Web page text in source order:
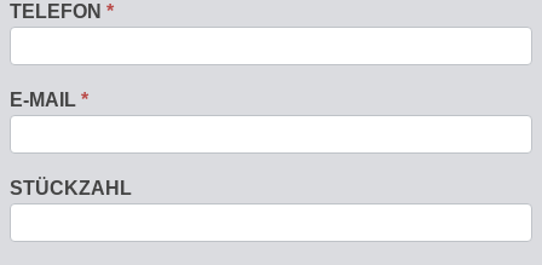
TELEFON *
E-MAIL *
STÜCKZAHL